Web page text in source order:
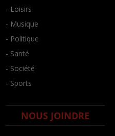
- Loisirs
- Musique
- Politique
- Santé
- Société
- Sports
NOUS JOINDRE